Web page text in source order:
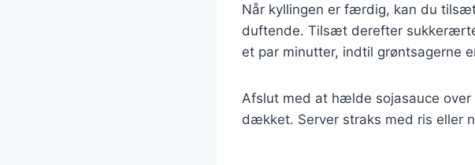
Når kyllingen er færdig, kan du
duftende. Tilsæt derefter
et par minutter, indtil grøntsagerne
Afslut med at hælde sojasauce
dækket. Server straks med ris eller